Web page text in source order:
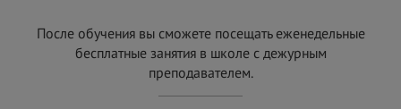
После обучения вы сможете посещать еженедельные
бесплатные занятия в школе с дежурным
преподавателем.